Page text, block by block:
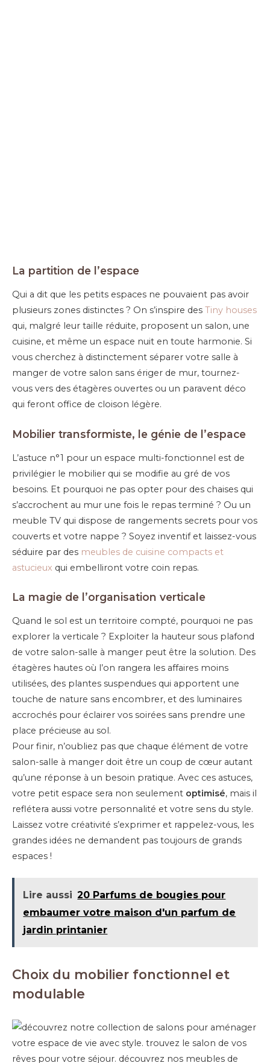
La partition de l’espace
Qui a dit que les petits espaces ne pouvaient pas avoir
plusieurs zones distinctes ? On s’inspire des Tiny houses
qui, malgré leur taille réduite, proposent un salon, une
cuisine, et même un espace nuit en toute harmonie. Si
vous cherchez à distinctement séparer votre salle à
manger de votre salon sans ériger de mur, tournez-
vous vers des étagères ouvertes ou un paravent déco
qui feront office de cloison légère.
Mobilier transformiste, le génie de l’espace
L’astuce n°1 pour un espace multi-fonctionnel est de
privilégier le mobilier qui se modifie au gré de vos
besoins. Et pourquoi ne pas opter pour des chaises qui
s’accrochent au mur une fois le repas terminé ? Ou un
meuble TV qui dispose de rangements secrets pour vos
couverts et votre nappe ? Soyez inventif et laissez-vous
séduire par des meubles de cuisine compacts et
astucieux qui embelliront votre coin repas.
La magie de l’organisation verticale
Quand le sol est un territoire compté, pourquoi ne pas
explorer la verticale ? Exploiter la hauteur sous plafond
de votre salon-salle à manger peut être la solution. Des
étagères hautes où l’on rangera les affaires moins
utilisées, des plantes suspendues qui apportent une
touche de nature sans encombrer, et des luminaires
accrochés pour éclairer vos soirées sans prendre une
place précieuse au sol.
Pour finir, n’oubliez pas que chaque élément de votre
salon-salle à manger doit être un coup de cœur autant
qu’une réponse à un besoin pratique. Avec ces astuces,
votre petit espace sera non seulement optimisé, mais il
reflétera aussi votre personnalité et votre sens du style.
Laissez votre créativité s’exprimer et rappelez-vous, les
grandes idées ne demandent pas toujours de grands
espaces !
Lire aussi 20 Parfums de bougies pour
embaumer votre maison d'un parfum de
jardin printanier
Choix du mobilier fonctionnel et
modulable